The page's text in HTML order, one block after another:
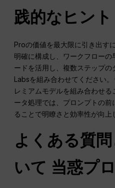
践的なヒント
Proの価値を最大限に引き出す
明確に構成し、ワークフロー
ードを活用し、複数ステップの
Labsを組み合わせてください
レミアムモデルを組み合わせ
ータ処理では、プロンプトの
ることで明瞭さと効率性が向上
よくある質
いて 当惑プロ